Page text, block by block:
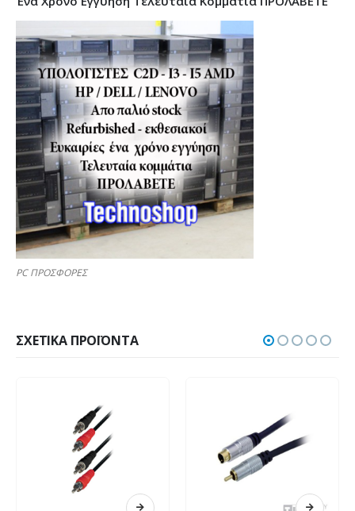
PC ΠΡΟΣΦΟΡΕΣ
ΣΧΕΤΙΚΆ ΠΡΟΪΌΝΤΑ